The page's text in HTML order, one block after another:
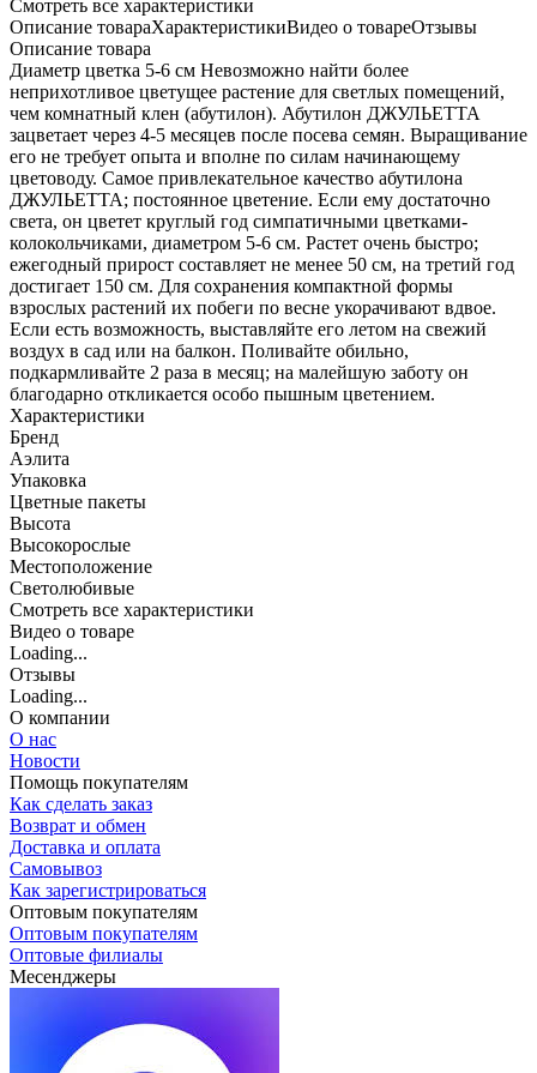
Cмотреть все характеристики
Описание товараХарактеристикиВидео о товареОтзывы
Описание товара
Диаметр цветка 5-6 см Невозможно найти более
неприхотливое цветущее растение для светлых помещений,
чем комнатный клен (абутилон). Абутилон ДЖУЛЬЕТТА
зацветает через 4-5 месяцев после посева семян. Выращивание
его не требует опыта и вполне по силам начинающему
цветоводу. Самое привлекательное качество абутилона
ДЖУЛЬЕТТА; постоянное цветение. Если ему достаточно
света, он цветет круглый год симпатичными цветками-
колокольчиками, диаметром 5-6 см. Растет очень быстро;
ежегодный прирост составляет не менее 50 см, на третий год
достигает 150 см. Для сохранения компактной формы
взрослых растений их побеги по весне укорачивают вдвое.
Если есть возможность, выставляйте его летом на свежий
воздух в сад или на балкон. Поливайте обильно,
подкармливайте 2 раза в месяц; на малейшую заботу он
благодарно откликается особо пышным цветением.
Характеристики
Бренд
Аэлита
Упаковка
Цветные пакеты
Высота
Высокорослые
Местоположение
Светолюбивые
Cмотреть все характеристики
Видео о товаре
Loading...
Отзывы
Loading...
О компании
О нас
Новости
Помощь покупателям
Как сделать заказ
Возврат и обмен
Доставка и оплата
Самовывоз
Как зарегистрироваться
Оптовым покупателям
Оптовым покупателям
Оптовые филиалы
Месенджеры